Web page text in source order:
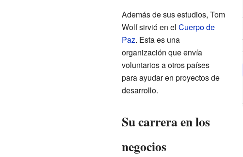
Además de sus estudios, Tom
Wolf sirvió en el Cuerpo de
Paz. Esta es una
organización que envía
voluntarios a otros países
para ayudar en proyectos de
desarrollo.
Su carrera en los
negocios